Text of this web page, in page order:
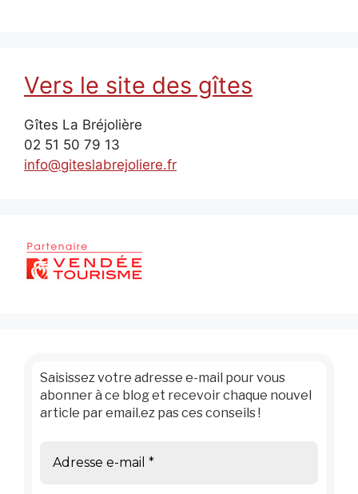
Vers le site des gîtes
Gîtes La Bréjolière
02 51 50 79 13
info@giteslabrejoliere.fr
Saisissez votre adresse e-mail pour vous
abonner à ce blog et recevoir chaque nouvel
article par email.ez pas ces conseils !